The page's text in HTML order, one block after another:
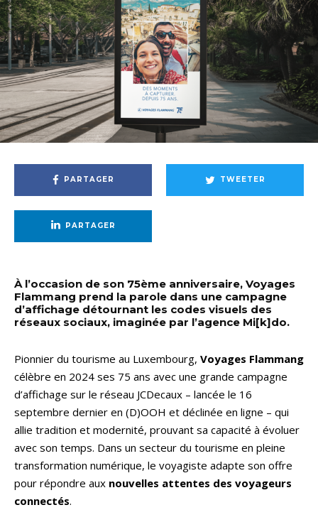
PARTAGER TWEETER
PARTAGER
À l’occasion de son 75ème anniversaire, Voyages
Flammang prend la parole dans une campagne
d’affichage détournant les codes visuels des
réseaux sociaux, imaginée par l’agence Mi[k]do.
Pionnier du tourisme au Luxembourg, Voyages Flammang
célèbre en 2024 ses 75 ans avec une grande campagne
d’affichage sur le réseau JCDecaux – lancée le 16
septembre dernier en (D)OOH et déclinée en ligne – qui
allie tradition et modernité, prouvant sa capacité à évoluer
avec son temps. Dans un secteur du tourisme en pleine
transformation numérique, le voyagiste adapte son offre
pour répondre aux nouvelles attentes des voyageurs
connectés.